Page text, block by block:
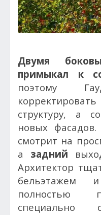
Двумя
примыкал к
поэтому
структуру, а
новых фасадов.
смотрит на
а задний
Архитектор
бельэтажем
полностью